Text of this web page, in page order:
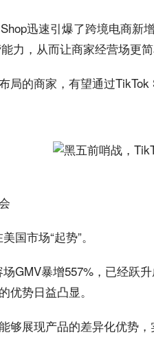
迅速引爆了跨境电商新
能力 ，从而让商家经营场更简
的商家，有望通过TikTok
国市场“起势”。
GMV暴增557%，已经跃
优势日益凸显。
够展现产品的差异化优势，